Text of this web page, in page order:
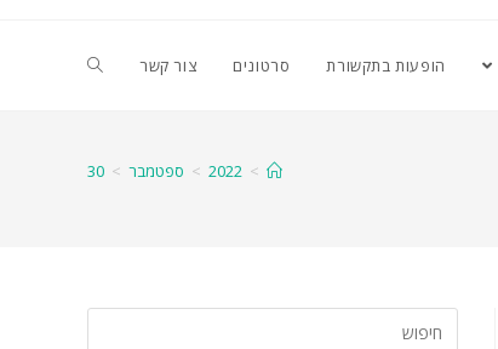
הופעות בתקשורת סרטונים צור קשר
>
2022
> ספטמבר >
30